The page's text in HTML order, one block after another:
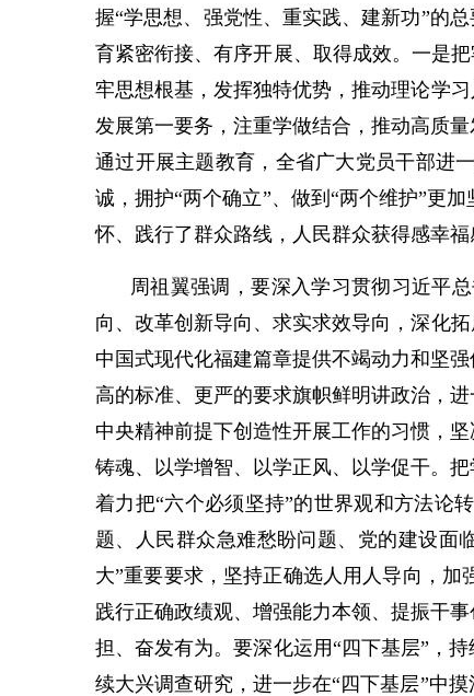
握“学思想、强党性、重实践、建新功”的
育紧密衔接、有序开展、取得成效。一是
牢思想根基，发挥独特优势，推动理论学
发展第一要务，注重学做结合，推动高质
通过开展主题教育，全省广大党员干部进
诚，拥护“两个确立”、做到“两个维护”更
怀、践行了群众路线，人民群众获得感幸
周祖翼强调，要深入学习贯彻习近平
向、改革创新导向、求实求效导向，深化
中国式现代化福建篇章提供不竭动力和坚
高的标准、更严的要求旗帜鲜明讲政治，
中央精神前提下创造性开展工作的习惯，
铸魂、以学增智、以学正风、以学促干。
着力把“六个必须坚持”的世界观和方法论
题、人民群众急难愁盼问题、党的建设面
大”重要要求，坚持正确选人用人导向，
践行正确政绩观、增强能力本领、提振干
担、奋发有为。要深化运用“四下基层”，
续大兴调查研究，进一步在“四下基层”中